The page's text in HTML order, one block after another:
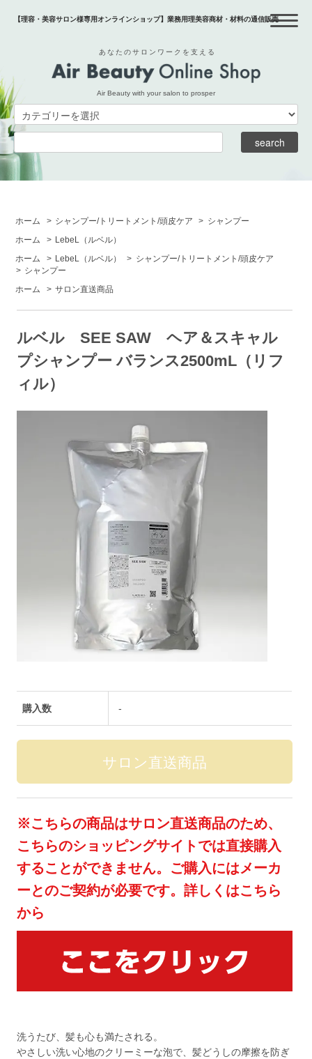
【理容・美容サロン様専用オンラインショップ】業務用理美容商材・材料の通信販売
あなたのサロンワークを支える
Air Beauty with your salon to prosper
ホーム > シャンプー/トリートメント/頭皮ケア > シャンプー
ホーム
> LebeL
（ルベル）
ホーム
> LebeL （ルベル） > シャンプー/トリートメント/頭皮ケア
> シャンプー
ホーム
> サロン直送商品
ルベル SEE SAW ヘア＆スキャル
プシャンプー バランス2500mL（リフ
ィル）
購入数 -
※こちらの商品はサロン直送商品のため、
こちらのショッピングサイトでは直接購入
することができません。ご購入にはメーカ
ーとのご契約が必要です。詳しくはこちら
から
洗うたび、髪も心も満たされる。
やさしい洗い心地のクリーミーな泡で、髪どうしの摩擦を防ぎ